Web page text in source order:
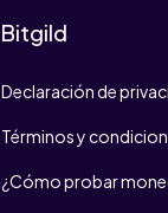
Bitgild
Declaración de
Términos y
¿Cómo probar